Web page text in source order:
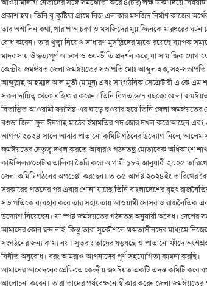
আওয়ামীলীগ নেতাদের সঙ্গে সমঝোতা করে ৪(চার) লক্ষ টাকা দিয়ে
প্রকাশ হয়। তিনি বৃ-কুষ্টিয়া গ্রামে নিজ এলাকার মসজিদ নির্মাণ কাজের
তার অশালিন কথা, খারাপ আচরণ ও মসজিদের মুয়াজ্জিনকে মারধরের
বোধ করেন। তার খুত্বা নিয়েও সাধারণ মুসল্লিদের মাঝে রয়েছে ব্যাপক
মাদরাসায় ঔদ্ধত্যপূর্ণ আচরণ ও ভয়-ভীতি প্রদর্শন করে, যা সামাজিক
কেন্দ্রীয় জমঈয়ত জেলা জমঈয়তের সভাপতি মোঃ আব্দুল হক, সহ-
আব্দুল্লাহ আহম্মাদ আল মুতী (মামুন) এবং সাংগঠনিক সেক্রেটারী
সকল দায়িত্ব থেকে বহিষ্কার করেন। তিনি বিগত ৬/৭ বছরের জেলা
বিতাড়িত আওয়ামী ফ্যাসিষ্ট এর ঘাড়ে ছওয়ার হয়ে তিনি জেলা জমঈয়তের
বগুড়া জিলা স্কুল ঈদগাহ মাঠের ইমামতির পদ জোর দখল করে আছেন
আগস্ট ২০২৪ সালে আবার পাতানো কমিটি গঠনের উদ্যোগ নিলে, আলেম
জমঈয়তের নেতৃত্ব দখল করতে আবারও গঠনতন্ত্র মোতাবেক অধিকাংশ
কাউন্সিলর/ভোটার তালিকা তৈরি করে আগামী ১৮ই জানুয়ারী ২০২৫
জেলা কমিটি গঠনের অপচেষ্টা করছেন। ত ০৫ আগষ্ট ২০২৪ইং তারিখের
সরকারের পতনের পর এবার শোনা যাচ্ছে তিনি বাংলাদেশের বৃহৎ
সভাপতিকে ব্যবহার করে তার সহায়তায় আওয়ামী দোসর ও রাজনৈতিক
উদ্যোগ নিয়েছেন। যা স্পষ্ট জমঈয়তের গঠনতন্ত্র অনুযায়ী অবৈধ। দেশের
আমাদের কোন দ্বন্দ নাই, কিন্তু তারা সুকৌশলে ক্ষমতাসীনদের মাধ্যমে
সংগঠনের জন্য কাম্য নয়। সুতরাং তাদের ষড়যন্ত্রে ও পাতানো ফাঁদে
বিনীত অনুরোধ। বরং আমরাও আপনাদের পূর্ণ সহযোগিতা কামনা করছি।
আমাদের আবেদনের প্রেক্ষিতে কেন্দ্রীয় জমঈয়ত একটি তদন্ত কমিটি করে
আলোচনা করেন। তারা তাদের পর্যবেক্ষনে স্বীকার করেন জেলা